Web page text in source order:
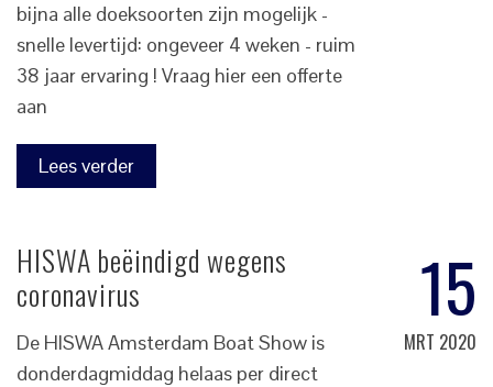
bijna alle doeksoorten zijn mogelijk -
snelle levertijd: ongeveer 4 weken - ruim
38 jaar ervaring ! Vraag hier een offerte
aan
Lees verder
15
MRT 2020
HISWA beëindigd wegens
coronavirus
De HISWA Amsterdam Boat Show is
donderdagmiddag helaas per direct